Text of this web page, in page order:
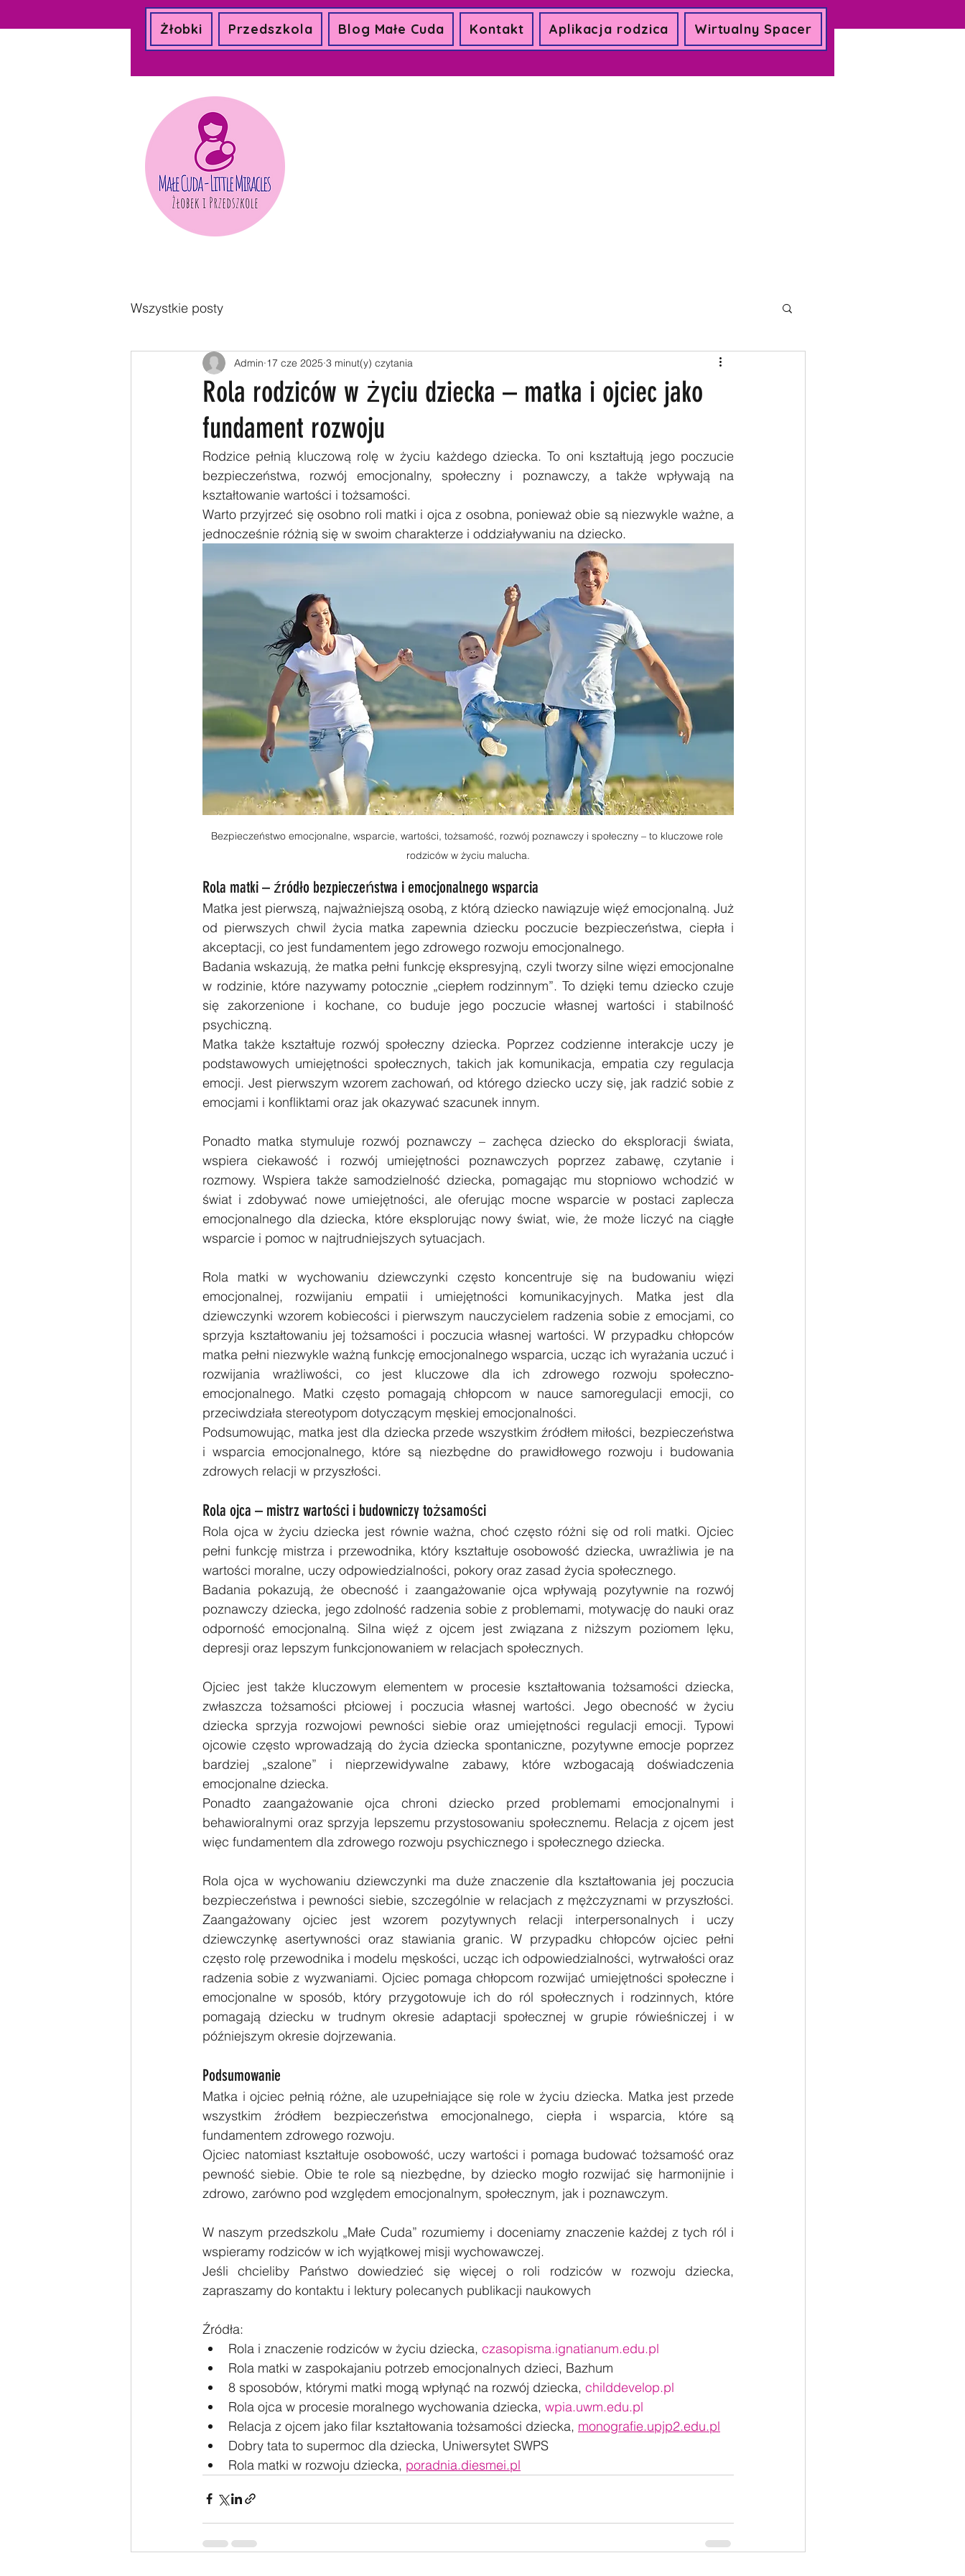
Żłobki Przedszkola Blog Małe Cuda Kontakt Aplikacja rodzica Wirtualny Spacer
Wszystkie posty
Rola rodziców w życiu dziecka – matka i ojciec jako
fundament rozwoju
Admin 17 cze 2025 3 minut(y) czytania
Rodzice pełnią kluczową rolę w życiu każdego dziecka. To oni kształtują jego poczucie
bezpieczeństwa, rozwój emocjonalny, społeczny i poznawczy, a także wpływają na
kształtowanie wartości i tożsamości.
Warto przyjrzeć się osobno roli matki i ojca z osobna, ponieważ obie są niezwykle ważne, a
jednocześnie różnią się w swoim charakterze i oddziaływaniu na dziecko.
Bezpieczeństwo emocjonalne, wsparcie, wartości, tożsamość, rozwój poznawczy i społeczny – to kluczowe role
rodziców w życiu malucha.
Rola matki – źródło bezpieczeństwa i emocjonalnego wsparcia
Matka jest pierwszą, najważniejszą osobą, z którą dziecko nawiązuje więź emocjonalną. Już
od pierwszych chwil życia matka zapewnia dziecku poczucie bezpieczeństwa, ciepła i
akceptacji, co jest fundamentem jego zdrowego rozwoju emocjonalnego.
Badania wskazują, że matka pełni funkcję ekspresyjną, czyli tworzy silne więzi emocjonalne
w rodzinie, które nazywamy potocznie „ciepłem rodzinnym”. To dzięki temu dziecko czuje
się zakorzenione i kochane, co buduje jego poczucie własnej wartości i stabilność
psychiczną.
Matka także kształtuje rozwój społeczny dziecka. Poprzez codzienne interakcje uczy je
podstawowych umiejętności społecznych, takich jak komunikacja, empatia czy regulacja
emocji. Jest pierwszym wzorem zachowań, od którego dziecko uczy się, jak radzić sobie z
emocjami i konfliktami oraz jak okazywać szacunek innym.
Ponadto matka stymuluje rozwój poznawczy – zachęca dziecko do eksploracji świata,
wspiera ciekawość i rozwój umiejętności poznawczych poprzez zabawę, czytanie i
rozmowy. Wspiera także samodzielność dziecka, pomagając mu stopniowo wchodzić w
świat i zdobywać nowe umiejętności, ale oferując mocne wsparcie w postaci zaplecza
emocjonalnego dla dziecka, które eksplorując nowy świat, wie, że może liczyć na ciągłe
wsparcie i pomoc w najtrudniejszych sytuacjach.
Rola matki w wychowaniu dziewczynki często koncentruje się na budowaniu więzi
emocjonalnej, rozwijaniu empatii i umiejętności komunikacyjnych. Matka jest dla
dziewczynki wzorem kobiecości i pierwszym nauczycielem radzenia sobie z emocjami, co
sprzyja kształtowaniu jej tożsamości i poczucia własnej wartości. W przypadku chłopców
matka pełni niezwykle ważną funkcję emocjonalnego wsparcia, ucząc ich wyrażania uczuć i
rozwijania wrażliwości, co jest kluczowe dla ich zdrowego rozwoju społeczno-
emocjonalnego. Matki często pomagają chłopcom w nauce samoregulacji emocji, co
przeciwdziała stereotypom dotyczącym męskiej emocjonalności.
Podsumowując, matka jest dla dziecka przede wszystkim źródłem miłości, bezpieczeństwa
i wsparcia emocjonalnego, które są niezbędne do prawidłowego rozwoju i budowania
zdrowych relacji w przyszłości.
Rola ojca – mistrz wartości i budowniczy tożsamości
Rola ojca w życiu dziecka jest równie ważna, choć często różni się od roli matki. Ojciec
pełni funkcję mistrza i przewodnika, który kształtuje osobowość dziecka, uwrażliwia je na
wartości moralne, uczy odpowiedzialności, pokory oraz zasad życia społecznego.
Badania pokazują, że obecność i zaangażowanie ojca wpływają pozytywnie na rozwój
poznawczy dziecka, jego zdolność radzenia sobie z problemami, motywację do nauki oraz
odporność emocjonalną. Silna więź z ojcem jest związana z niższym poziomem lęku,
depresji oraz lepszym funkcjonowaniem w relacjach społecznych.
Ojciec jest także kluczowym elementem w procesie kształtowania tożsamości dziecka,
zwłaszcza tożsamości płciowej i poczucia własnej wartości. Jego obecność w życiu
dziecka sprzyja rozwojowi pewności siebie oraz umiejętności regulacji emocji. Typowi
ojcowie często wprowadzają do życia dziecka spontaniczne, pozytywne emocje poprzez
bardziej „szalone” i nieprzewidywalne zabawy, które wzbogacają doświadczenia
emocjonalne dziecka.
Ponadto zaangażowanie ojca chroni dziecko przed problemami emocjonalnymi i
behawioralnymi oraz sprzyja lepszemu przystosowaniu społecznemu. Relacja z ojcem jest
więc fundamentem dla zdrowego rozwoju psychicznego i społecznego dziecka.
Rola ojca w wychowaniu dziewczynki ma duże znaczenie dla kształtowania jej poczucia
bezpieczeństwa i pewności siebie, szczególnie w relacjach z mężczyznami w przyszłości.
Zaangażowany ojciec jest wzorem pozytywnych relacji interpersonalnych i uczy
dziewczynkę asertywności oraz stawiania granic. W przypadku chłopców ojciec pełni
często rolę przewodnika i modelu męskości, ucząc ich odpowiedzialności, wytrwałości oraz
radzenia sobie z wyzwaniami. Ojciec pomaga chłopcom rozwijać umiejętności społeczne i
emocjonalne w sposób, który przygotowuje ich do ról społecznych i rodzinnych, które
pomagają dziecku w trudnym okresie adaptacji społecznej w grupie rówieśniczej i w
późniejszym okresie dojrzewania.
Podsumowanie
Matka i ojciec pełnią różne, ale uzupełniające się role w życiu dziecka. Matka jest przede
wszystkim źródłem bezpieczeństwa emocjonalnego, ciepła i wsparcia, które są
fundamentem zdrowego rozwoju.
Ojciec natomiast kształtuje osobowość, uczy wartości i pomaga budować tożsamość oraz
pewność siebie. Obie te role są niezbędne, by dziecko mogło rozwijać się harmonijnie i
zdrowo, zarówno pod względem emocjonalnym, społecznym, jak i poznawczym.
W naszym przedszkolu „Małe Cuda” rozumiemy i doceniamy znaczenie każdej z tych ról i
wspieramy rodziców w ich wyjątkowej misji wychowawczej.
Jeśli chcieliby Państwo dowiedzieć się więcej o roli rodziców w rozwoju dziecka,
zapraszamy do kontaktu i lektury polecanych publikacji naukowych
Źródła:
Rola i znaczenie rodziców w życiu dziecka, czasopisma.ignatianum.edu.pl
Rola matki w zaspokajaniu potrzeb emocjonalnych dzieci, Bazhum
8 sposobów, którymi matki mogą wpłynąć na rozwój dziecka, childdevelop.pl
Rola ojca w procesie moralnego wychowania dziecka, wpia.uwm.edu.pl
Relacja z ojcem jako filar kształtowania tożsamości dziecka, monografie.upjp2.edu.pl
Dobry tata to supermoc dla dziecka, Uniwersytet SWPS
Rola matki w rozwoju dziecka, poradnia.diesmei.pl